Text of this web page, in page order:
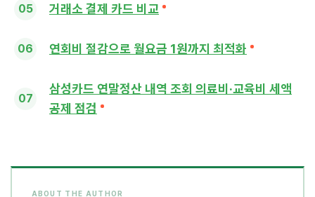
거래소 결제 카드 비교
연회비 절감으로 월요금 1원까지 최적화
삼성카드 연말정산 내역 조회 의료비·교육비 세액
공제 점검
ABOUT THE AUTHOR